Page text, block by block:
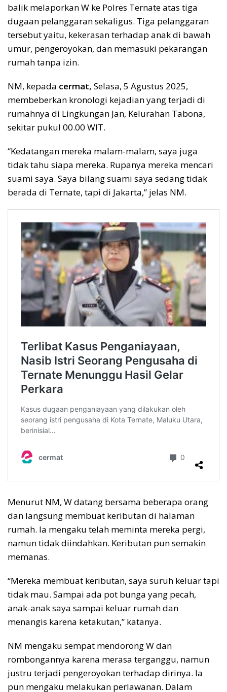
balik melaporkan W ke Polres Ternate atas tiga
dugaan pelanggaran sekaligus. Tiga pelanggaran
tersebut yaitu, kekerasan terhadap anak di bawah
umur, pengeroyokan, dan memasuki pekarangan
rumah tanpa izin.
NM, kepada cermat, Selasa, 5 Agustus 2025,
membeberkan kronologi kejadian yang terjadi di
rumahnya di Lingkungan Jan, Kelurahan Tabona,
sekitar pukul 00.00 WIT.
“Kedatangan mereka malam-malam, saya juga
tidak tahu siapa mereka. Rupanya mereka mencari
suami saya. Saya bilang suami saya sedang tidak
berada di Ternate, tapi di Jakarta,” jelas NM.
Menurut NM, W datang bersama beberapa orang
dan langsung membuat keributan di halaman
rumah. Ia mengaku telah meminta mereka pergi,
namun tidak diindahkan. Keributan pun semakin
memanas.
“Mereka membuat keributan, saya suruh keluar tapi
tidak mau. Sampai ada pot bunga yang pecah,
anak-anak saya sampai keluar rumah dan
menangis karena ketakutan,” katanya.
NM mengaku sempat mendorong W dan
rombongannya karena merasa terganggu, namun
justru terjadi pengeroyokan terhadap dirinya. Ia
pun mengaku melakukan perlawanan. Dalam